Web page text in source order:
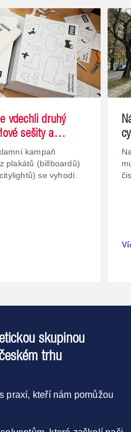
vdechli druhý
sešity a
kampaň
plakátů (billboardů)
se vyhodí.
skupinou
trhu
praxí, kteří nám pomůžou